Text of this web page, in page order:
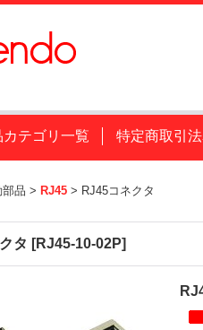
カテゴリ一覧 特定商取引
品 > RJ45 > RJ45コネクタ
タ [RJ45-10-02P]